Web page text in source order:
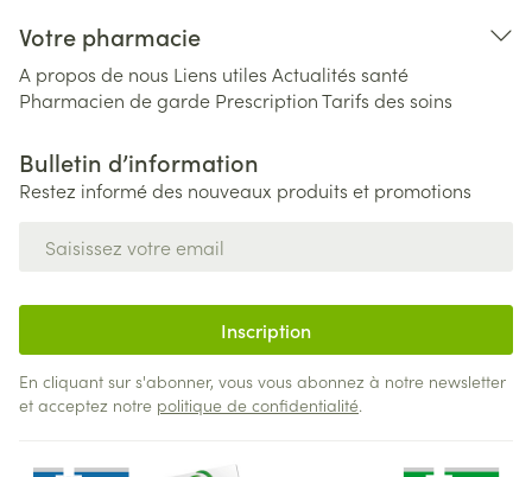
Votre pharmacie
A propos de nous Liens utiles Actualités santé
Pharmacien de garde PrescriptionTarifs des soins
Bulletin d’information
Restez informé des nouveaux produits et promotions
Inscription
En cliquant sur s'abonner, vous vous abonnez à notre newsletter
et acceptez notre politique de confidentialité.